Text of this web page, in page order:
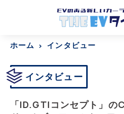
ホーム インタビュー
インタビュー
「ID.GTIコンセプト」の